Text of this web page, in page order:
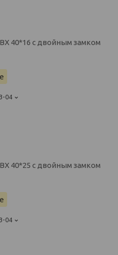
40*16 с двойным замком
04
40*25 с двойным замком
04